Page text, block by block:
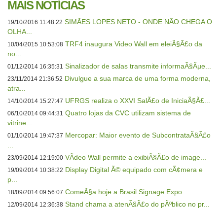
MAIS NOTÍCIAS
19/10/2016 11:48:22 SIMÃES LOPES NETO - ONDE NÃO CHEGA O
OLHA...
10/04/2015 10:53:08 TRF4 inaugura Video Wall em eleiÃ§Ã£o da
no...
01/12/2014 16:35:31 Sinalizador de salas transmite informaÃ§Ãµe...
23/11/2014 21:36:52 Divulgue a sua marca de uma forma moderna,
atra...
14/10/2014 15:27:47 UFRGS realiza o XXVI SalÃ£o de IniciaÃ§Ã£...
06/10/2014 09:44:31 Quatro lojas da CVC utilizam sistema de
vitrine...
01/10/2014 19:47:37 Mercopar: Maior evento de SubcontrataÃ§Ã£o
23/09/2014 12:19:00 VÃ­deo Wall permite a exibiÃ§Ã£o de image...
19/09/2014 10:38:22 Display Digital Ã© equipado com cÃ¢mera e
p...
18/09/2014 09:56:07 ComeÃ§a hoje a Brasil Signage Expo
12/09/2014 12:36:38 Stand chama a atenÃ§Ã£o do pÃºblico no pr...